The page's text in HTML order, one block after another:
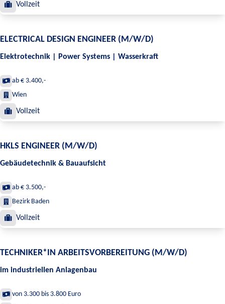
Vollzeit
ELECTRICAL DESIGN ENGINEER (M/W/D)
Elektrotechnik | Power Systems | Wasserkraft
ab € 3.400,-
Wien
Vollzeit
HKLS ENGINEER (M/W/D)
Gebäudetechnik & Bauaufsicht
ab € 3.500,-
Bezirk Baden
Vollzeit
TECHNIKER*IN ARBEITSVORBEREITUNG (M/W/D)
im industriellen Anlagenbau
von 3.300 bis 3.800 Euro